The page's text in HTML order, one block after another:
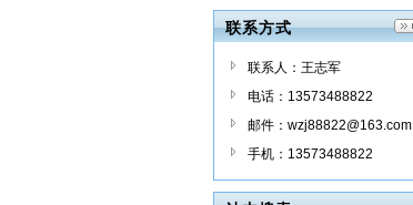
联系方式
联系人：王志军
电话：13573488822
邮件：wzj88822@163.com
手机：13573488822